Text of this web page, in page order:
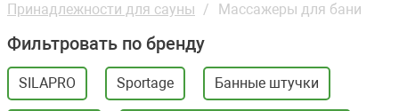
Принадлежности для сауны
Массажеры для бани
Фильтровать по бренду
SILAPRO Sportage Банные штучки